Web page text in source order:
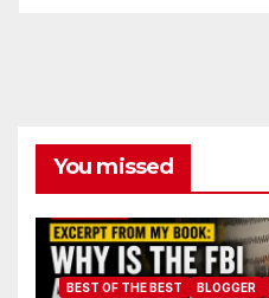
You missed
BEST OF THE BEST BLOGGER